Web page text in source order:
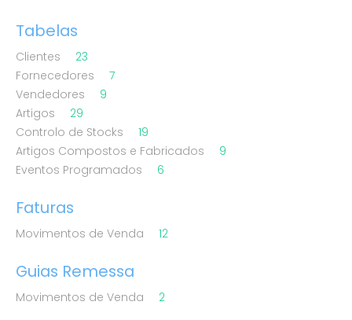
Tabelas
Clientes
23
Fornecedores
7
Vendedores
9
Artigos
29
Controlo de Stocks
19
Artigos Compostos e Fabricados
9
Eventos Programados
6
Faturas
Movimentos de Venda 12
Guias Remessa
Movimentos de Venda 2